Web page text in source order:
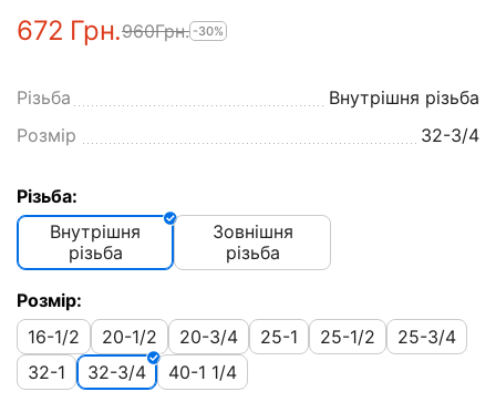
‍672‍ Грн.‍960‍Грн. -30%
Різьба
Внутрішня різьба
Розмір
32-3/4
Різьба:
Внутрішня
різьба
Зовнішня
різьба
Розмір:
16-1/2
20-1/2 20-3/4 25-1 25-1/2
25-3/4
32-1
32-3/4 40-1 1/4